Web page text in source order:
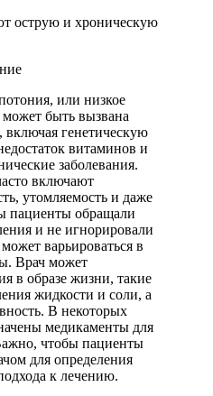
острую и хроническую
или низкое
может быть вызвана
генетическую
витаминов и
заболевания.
включают
утомляемость и даже
пациенты обращали
и не игнорировали
варьироваться в
Врач может
в образе жизни, такие
жидкости и соли, а
В некоторых
медикаменты для
чтобы пациенты
для определения
к лечению.